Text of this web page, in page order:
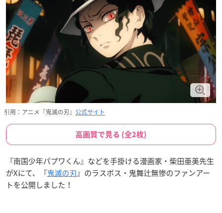
引用：アニメ『鬼滅の刃』 公式サイト
高画質で見る (全2枚)
『南国少年パプワくん』などを手掛ける漫画家・柴田亜美先生
がXにて、『鬼滅の刃』のラスボス・鬼舞辻無惨のファンアー
トを公開しました！